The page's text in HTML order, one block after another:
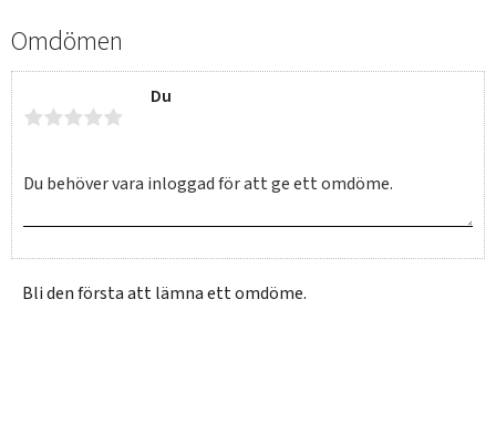
Omdömen
Du
Bli den första att lämna ett omdöme.